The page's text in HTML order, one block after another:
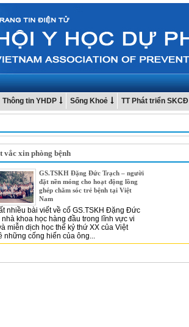
Thông tin YHDP Sống Khoẻ TT Phát triển SKCĐ
vắc xin phòng bệnh
GS.TSKH Đặng Đức Trạch – người
đặt nền móng cho hoạt động lồng
ghép chăm sóc trẻ bệnh tại Việt
Nam
nhiều bài viết về cố GS.TSKH Đặng Đức
nhà khoa học hàng đầu trong lĩnh vực vi
miễn dịch học thế kỷ thứ XX của Việt
những cống hiến của ông...